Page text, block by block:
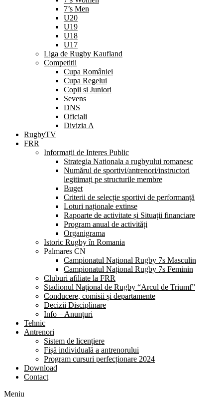
7’s Men
U20
U19
U18
U17
Liga de Rugby Kaufland
Competiții
Cupa României
Cupa Regelui
Copii si Juniori
Sevens
DNS
Oficiali
Divizia A
RugbyTV
FRR
Informații de Interes Public
Strategia Nationala a rugbyului romanesc
Numărul de sportivi/antrenori/instructori
legitimați pe structurile membre
Buget
Criterii de selecție sportivi de performanță
Loturi naționale extinse
Rapoarte de activitate și Situații financiare
Program anual de activități
Organigrama
Istoric Rugby în Romania
Palmares CN
Campionatul Național Rugby 7s Masculin
Campionatul Național Rugby 7s Feminin
Cluburi afiliate la FRR
Stadionul Național de Rugby “Arcul de Triumf”
Conducere, comisii și departamente
Decizii Disciplinare
Info – Anunțuri
Tehnic
Antrenori
Sistem de licențiere
Fișă individuală a antrenorului
Program cursuri perfecționare 2024
Download
Contact
Meniu